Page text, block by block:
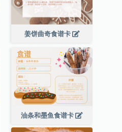
姜饼曲奇食谱卡
油条和墨鱼食谱卡